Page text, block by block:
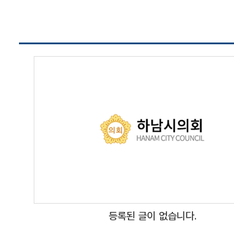
등록된 글이 없습니다.